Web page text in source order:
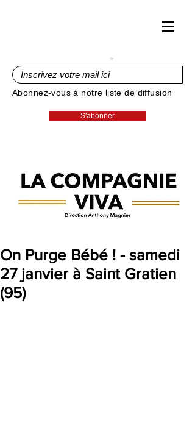
Abonnez-vous à notre liste de diffusion
S'abonner
On Purge Bébé ! - samedi
27 janvier à Saint Gratien
(95)